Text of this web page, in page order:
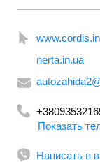
nerta.in.ua
Показать
Написать в